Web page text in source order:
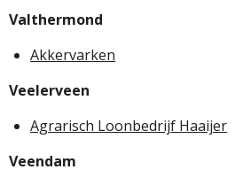
Valthermond
Akkervarken
Veelerveen
Agrarisch Loonbedrijf Haaijer
Veendam